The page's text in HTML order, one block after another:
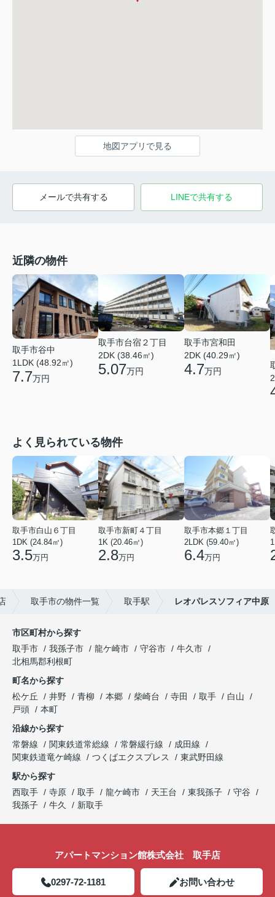
地図アプリで見る
メールで共有する LINEで共有する
近隣の物件
取手市谷中
1LDK (48.92㎡)
7.7万円
取手市台宿２丁目
2DK (38.46㎡)
5.07万円
取手市宮和田
2DK (40.29㎡)
4.7万円
よく見られている物件
取手市白山６丁目
1DK (24.84㎡)
3.5万円
取手市新町４丁目
1K (20.46㎡)
2.8万円
取手市本郷１丁目
2LDK (59.40㎡)
6.4万円
取手市の物件一覧 取手駅 レオパレスソフィア中原
市区町村から探す
取手市
我孫子市 龍ケ崎市 守谷市
牛久市
北相馬郡利根町
町名から探す
松ケ丘
井野 青柳 本郷 柴崎台 寺田 取手
白山
戸頭
本町
沿線から探す
常磐線
関東鉄道常総線 常磐緩行線
成田線
関東鉄道竜ケ崎線
つくばエクスプレス
東武野田線
駅から探す
西取手
寺原 取手 龍ケ崎市 天王台 東我孫子
守谷
我孫子
牛久 新取手
アパートマンション館株式会社 取手店
0297-72-1181 お問い合わせ